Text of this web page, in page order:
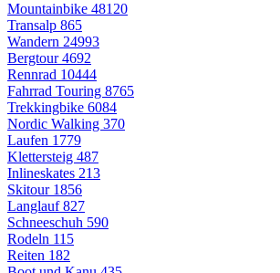
Mountainbike 48120
Transalp 865
Wandern 24993
Bergtour4692
Rennrad 10444
Fahrrad Touring 8765
Trekkingbike 6084
Nordic Walking 370
Laufen 1779
Klettersteig 487
Inlineskates 213
Skitour 1856
Langlauf827
Schneeschuh 590
Rodeln 115
Reiten 182